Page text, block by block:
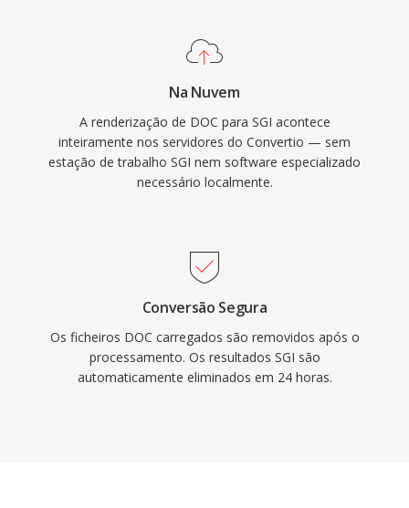
Na Nuvem
A renderização de DOC para SGI acontece
inteiramente nos servidores do Convertio — sem
estação de trabalho SGI nem software especializado
necessário localmente.
Conversão Segura
Os ficheiros DOC carregados são removidos após o
processamento. Os resultados SGI são
automaticamente eliminados em 24 horas.